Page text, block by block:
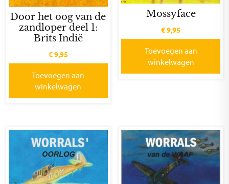
Door het oog van de
zandloper deel 1:
Brits Indië
€9,95
Toevoegen aan
winkelwagen
Mossyface
€9,95
Toevoegen aan
winkelwagen